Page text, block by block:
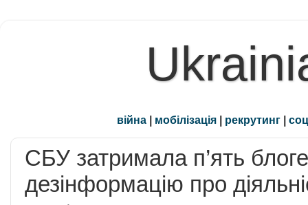
війна | мобілізація | рекрутинг |
СБУ затримала п’ять
дезінформацію про